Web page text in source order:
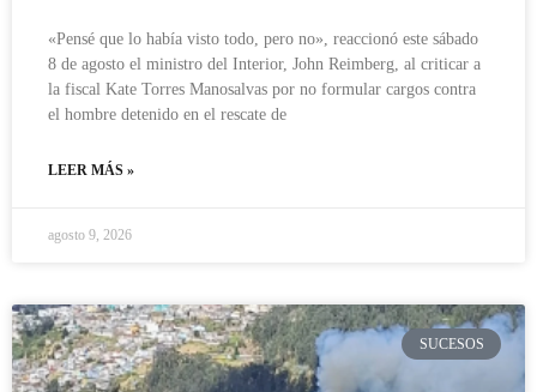
«Pensé que lo había visto todo, pero no», reaccionó este sábado
8 de agosto el ministro del Interior, John Reimberg, al criticar a
la fiscal Kate Torres Manosalvas por no formular cargos contra
el hombre detenido en el rescate de
LEER MÁS »
agosto 9, 2026
SUCESOS